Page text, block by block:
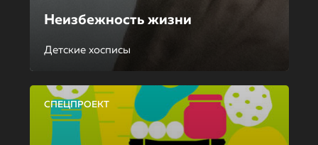
Неизбежность жизни
Детские хосписы
СПЕЦПРОЕКТ